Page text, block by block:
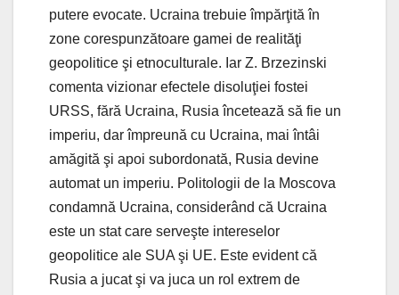
putere evocate. Ucraina trebuie împărţită în
zone corespunzătoare gamei de realităţi
geopolitice şi etnoculturale. Iar Z. Brzezinski
comenta vizionar efectele disoluţiei fostei
URSS, fără Ucraina, Rusia încetează să fie un
imperiu, dar împreună cu Ucraina, mai întâi
amăgită şi apoi subordonată, Rusia devine
automat un imperiu. Politologii de la Moscova
condamnă Ucraina, considerând că Ucraina
este un stat care serveşte intereselor
geopolitice ale SUA şi UE. Este evident că
Rusia a jucat şi va juca un rol extrem de